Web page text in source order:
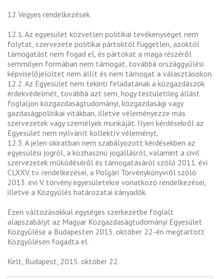
12 Vegyes rendelkezések
12.1. Az egyesület közvetlen politikai tevékenységet nem
folytat, szervezete politikai pártoktól független, azoktól
támogatást nem fogad el, és pártokat a maga részéről
semmilyen formában nem támogat, továbbá országgyűlési
képviselőjelöltet nem állít és nem támogat a választásokon.
12.2. Az Egyesület nem tekinti feladatának a közgazdászok
érdekvédelmét, továbbá azt sem, hogy testületileg állást
foglaljon közgazdaságtudományi, közgazdasági vagy
gazdaságpolitikai vitákban, illetve véleményezze más
szervezetek vagy személyek munkáját. Ilyen kérdésekről az
Egyesület nem nyilvánít kollektív véleményt.
12.3. A jelen okiratban nem szabályozott kérdésekben az
egyesülési jogról, a közhasznú jogállásról, valamint a civil
szervezetek működéséről és támogatásáról szóló 2011. évi
CLXXV. tv. rendelkezései, a Polgári Törvénykönyvről szóló
2013. évi V. törvény egyesületekre vonatkozó rendelkezései,
illetve a Közgyűlés határozatai irányadók.
Ezen változásokkal egységes szerkezetbe foglalt
alapszabályt az Magyar Közgazdaságtudományi Egyesület
Közgyűlése a Budapesten 2015. október 22-én megtartott
Közgyűlésen fogadta el.
Kelt, Budapest, 2015. október 22.